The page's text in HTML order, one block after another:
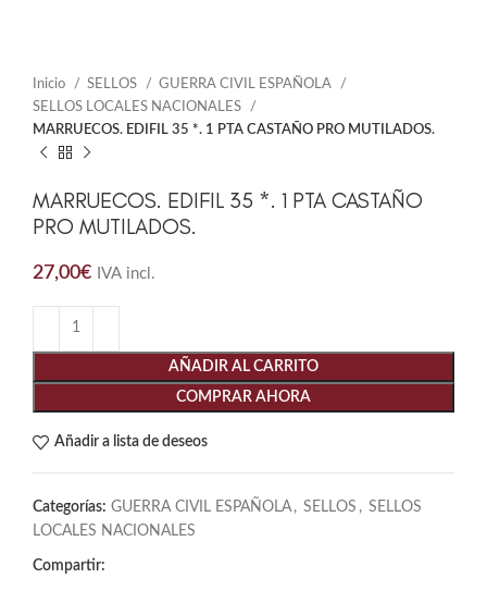
Inicio SELLOS
GUERRA CIVIL ESPAÑOLA
SELLOS LOCALES NACIONALES
MARRUECOS. EDIFIL 35 *. 1 PTA CASTAÑO PRO MUTILADOS.
MARRUECOS. EDIFIL 35 *. 1 PTA CASTAÑO
PRO MUTILADOS.
27,00€ IVA incl.
AÑADIR AL CARRITO
COMPRAR AHORA
Añadir a lista de deseos
Categorías: GUERRA CIVIL ESPAÑOLA , SELLOS , SELLOS
LOCALES NACIONALES
Compartir: